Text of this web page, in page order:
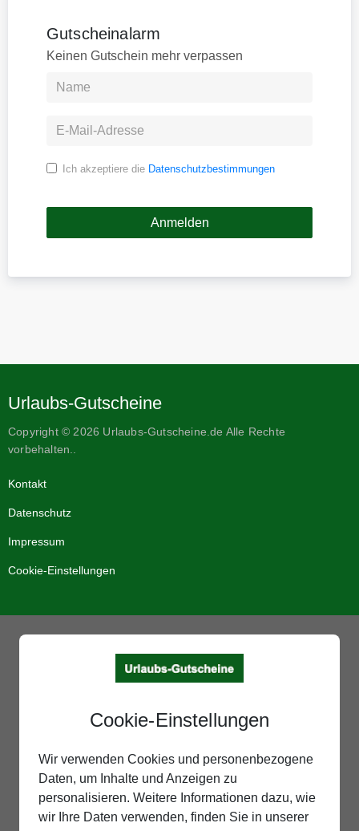
Gutscheinalarm
Keinen Gutschein mehr verpassen
Ich akzeptiere die Datenschutzbestimmungen
Urlaubs-Gutscheine
Copyright © 2026 Urlaubs-Gutscheine.de Alle Rechte
vorbehalten..
Kontakt
Datenschutz
Impressum
Cookie-Einstellungen
Cookie-Einstellungen
Wir verwenden Cookies und personenbezogene
Daten, um Inhalte und Anzeigen zu
personalisieren. Weitere Informationen dazu, wie
wir Ihre Daten verwenden, finden Sie in unserer